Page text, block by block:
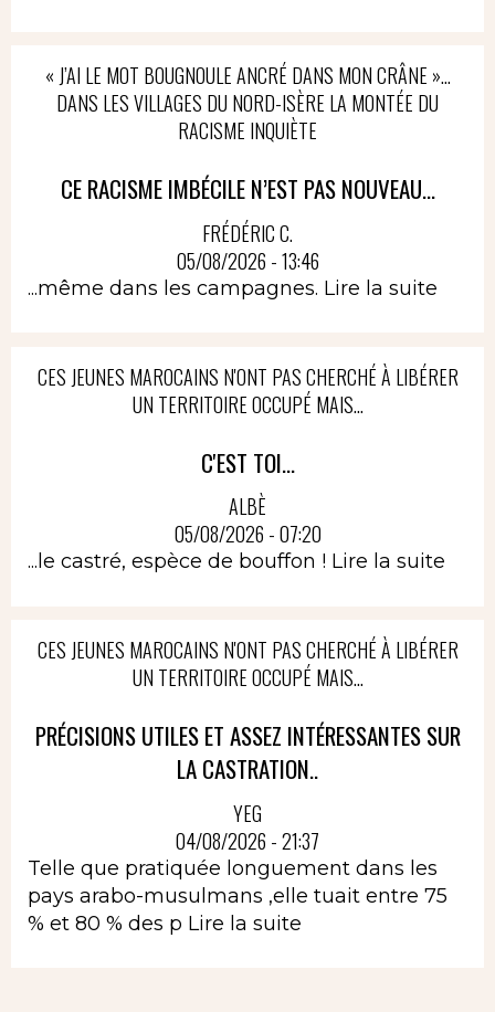
« J’AI LE MOT BOUGNOULE ANCRÉ DANS MON CRÂNE »…
DANS LES VILLAGES DU NORD-ISÈRE LA MONTÉE DU
RACISME INQUIÈTE
CE RACISME IMBÉCILE N’EST PAS NOUVEAU...
FRÉDÉRIC C.
05/08/2026 - 13:46
...même dans les campagnes. Lire la suite
CES JEUNES MAROCAINS N'ONT PAS CHERCHÉ À LIBÉRER
UN TERRITOIRE OCCUPÉ MAIS...
C'EST TOI...
ALBÈ
05/08/2026 - 07:20
...le castré, espèce de bouffon ! Lire la suite
CES JEUNES MAROCAINS N'ONT PAS CHERCHÉ À LIBÉRER
UN TERRITOIRE OCCUPÉ MAIS...
PRÉCISIONS UTILES ET ASSEZ INTÉRESSANTES SUR
LA CASTRATION..
YEG
04/08/2026 - 21:37
Telle que pratiquée longuement dans les
pays arabo-musulmans ,elle tuait entre 75
% et 80 % des p Lire la suite